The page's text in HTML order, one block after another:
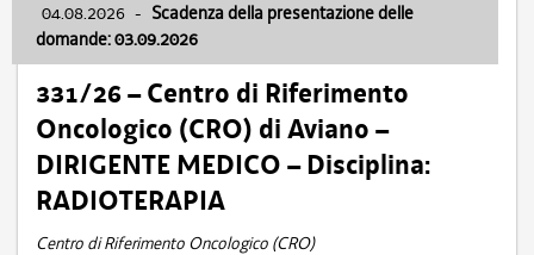
04.08.2026 - Scadenza della presentazione delle
domande: 03.09.2026
331/26 – Centro di Riferimento
Oncologico (CRO) di Aviano –
DIRIGENTE MEDICO – Disciplina:
RADIOTERAPIA
Centro di Riferimento Oncologico (CRO)